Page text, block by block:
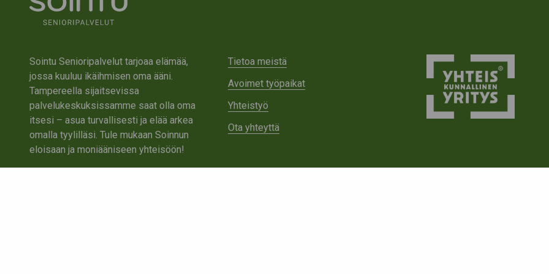
Sointu Senioripalvelut tarjoaa elämää,
jossa kuuluu ikäihmisen oma ääni.
Tampereella sijaitsevissa
palvelukeskuksissamme saat olla oma
itsesi – asua turvallisesti ja elää arkea
omalla tyylilläsi. Tule mukaan Soinnun
eloisaan ja moniääniseen yhteisöön!
Tutustu Sointuun
Tietoa meistä
Avoimet työpaikat
Yhteistyö
Ota yhteyttä